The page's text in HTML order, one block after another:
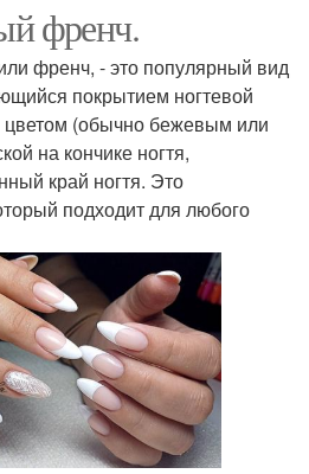
френч.
френч, - это популярный вид
покрытием ногтевой
(обычно бежевым или
на кончике ногтя,
край ногтя. Это
подходит для любого